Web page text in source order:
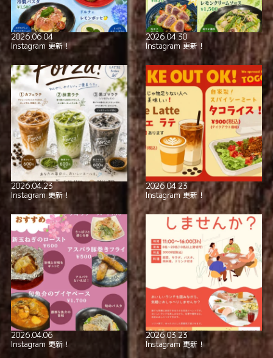
極上の美酒と
本格イタリアン！
2026.06.04
Instagram 更新！
2026.04.30
Instagram 更新！
2026.04.23
Instagram 更新！
2026.04.23
Instagram 更新！
2026.04.06
Instagram 更新！
2026.03.23
Instagram 更新！